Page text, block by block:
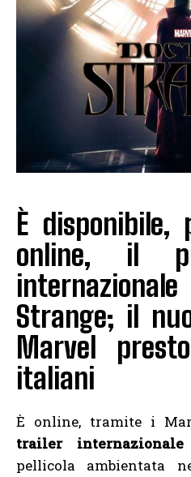
È disponibile,
online, il
Strange; il
Marvel
italiani
È online, tramite i
trailer
pellicola ambientata